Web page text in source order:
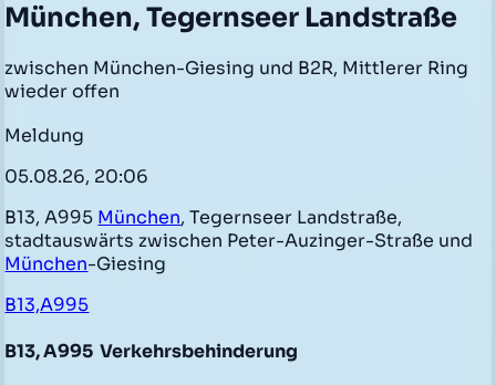
München, Tegernseer Landstraße
zwischen München-Giesing und B2R, Mittlerer Ring
wieder offen
Meldung
05.08.26, 20:06
B13, A995 München, Tegernseer Landstraße,
stadtauswärts zwischen Peter-Auzinger-Straße und
München-Giesing
B13,A995
B13, A995 Verkehrsbehinderung